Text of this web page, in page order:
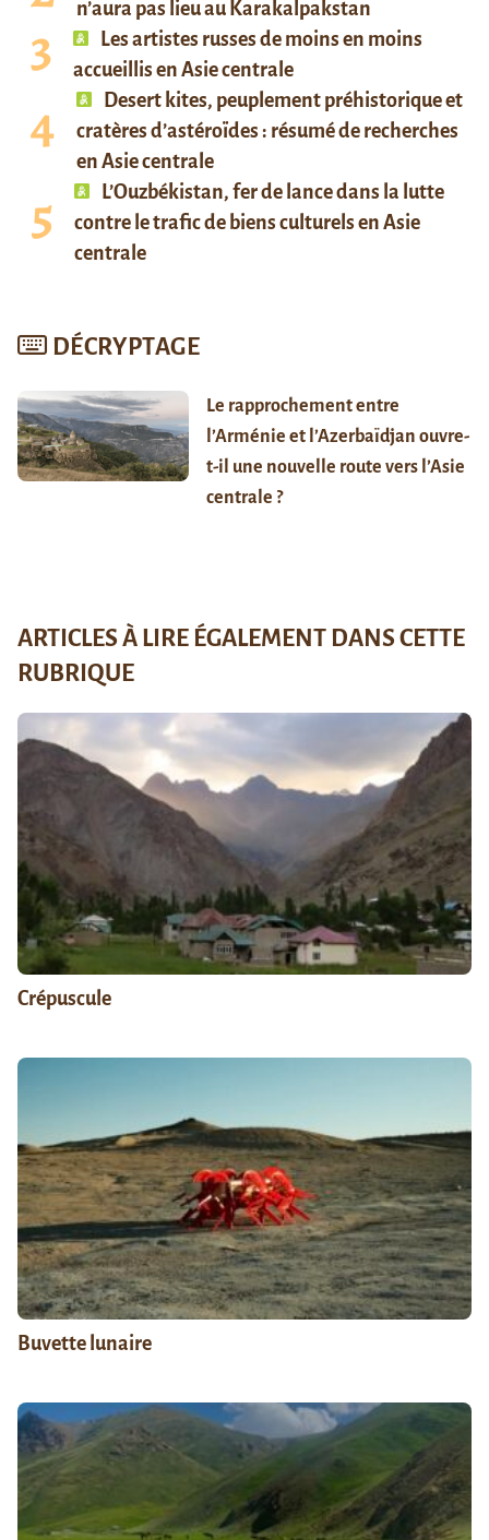
n’aura pas lieu au Karakalpakstan
Les artistes russes de moins en moins
accueillis en Asie centrale
Desert kites, peuplement préhistorique et
cratères d’astéroïdes : résumé de recherches
en Asie centrale
L’Ouzbékistan, fer de lance dans la lutte
contre le trafic de biens culturels en Asie
centrale
DÉCRYPTAGE
Le rapprochement entre
l’Arménie et l’Azerbaïdjan ouvre-
t-il une nouvelle route vers l’Asie
centrale ?
ARTICLES À LIRE ÉGALEMENT DANS CETTE
RUBRIQUE
Crépuscule
Buvette lunaire